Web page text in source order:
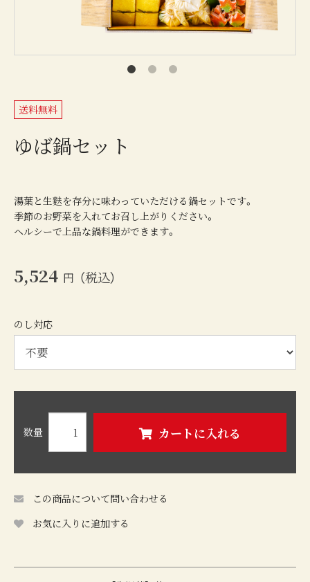
送料無料
ゆば鍋セット
湯葉と生麩を存分に味わっていただける鍋セットです。
季節のお野菜を入れてお召し上がりください。
ヘルシーで上品な鍋料理ができます。
5,524 円 （税込）
のし対応
数量 カートに入れる
この商品について問い合わせる
お気に入りに追加する